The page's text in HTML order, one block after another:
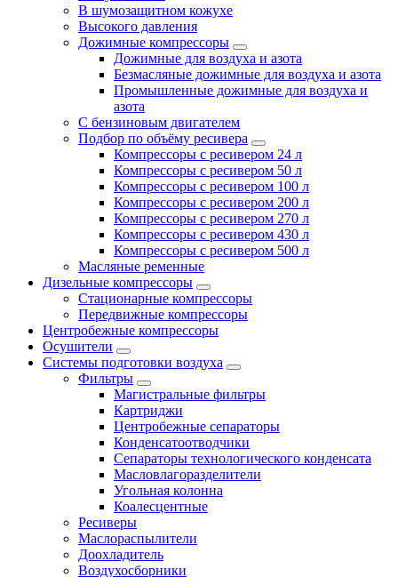
В шумозащитном кожухе
Высокого давления
Дожимные компрессоры
Дожимные для воздуха и азота
Безмасляные дожимные для воздуха и азота
Промышленные дожимные для воздуха и
азота
С бензиновым двигателем
Подбор по объёму ресивера
Компрессоры с ресивером 24 л
Компрессоры с ресивером 50 л
Компрессоры с ресивером 100 л
Компрессоры с ресивером 200 л
Компрессоры с ресивером 270 л
Компрессоры с ресивером 430 л
Компрессоры с ресивером 500 л
Масляные ременные
Дизельные компрессоры
Стационарные компрессоры
Передвижные компрессоры
Центробежные компрессоры
Осушители
Системы подготовки воздуха
Фильтры
Магистральные фильтры
Картриджи
Центробежные сепараторы
Конденсатоотводчики
Сепараторы технологического конденсата
Масловлагоразделители
Угольная колонна
Коалесцентные
Ресиверы
Маслораспылители
Доохладитель
Воздухосборники